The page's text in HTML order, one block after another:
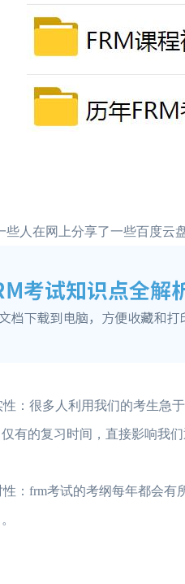
些人在网上分享了一些百度
：很多人利用我们的考生急
有的复习时间，直接影响我
：frm考试的考纲每年都会